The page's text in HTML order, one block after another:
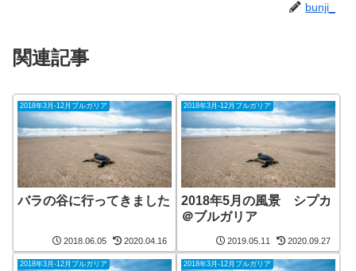
bunji_
関連記事
2018年3月-12月ブルガリア
バラの谷に行ってきました
2018.06.05 2020.04.16
2018年3月-12月ブルガリア
2018年5月の風景 シプカ
＠ブルガリア
2019.05.11 2020.09.27
2018年3月-12月ブルガリア 2018年3月-12月ブルガリア